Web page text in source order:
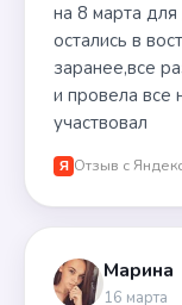
на 8 марта
остались в
заранее,все
и провела все
участвовал
Я Отзыв с
Марина
16 марта